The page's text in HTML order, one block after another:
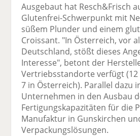
Ausgebaut hat Resch&Frisch
Glutenfrei-Schwerpunkt mit
süßem Plunder und einem
Croissant. "In Österreich, vor
Deutschland, stößt dieses
Interesse", betont der
Vertriebsstandorte verfügt
7 in Österreich). Parallel dazu
Unternehmen in den Ausbau
Fertigungskapazitäten für die
Manufaktur in Gunskirchen
Verpackungslösungen.